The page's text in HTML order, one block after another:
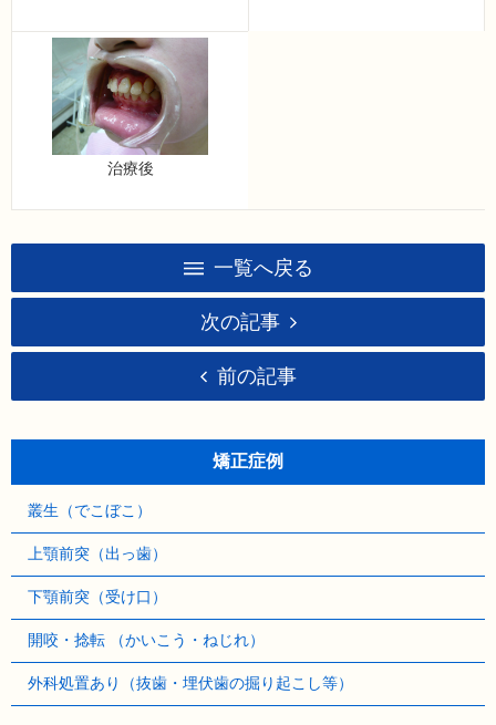
治療後
一覧へ戻る
次の記事
前の記事
矯正症例
叢生（でこぼこ）
上顎前突（出っ歯）
下顎前突（受け口）
開咬・捻転 （かいこう・ねじれ）
外科処置あり（抜歯・埋伏歯の掘り起こし等）